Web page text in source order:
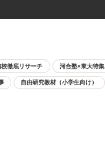
校徹底リサーチ 河合塾×東大特集
自由研究教材（小学生向け）